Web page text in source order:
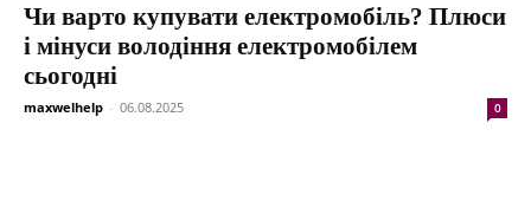
Чи варто купувати електромобіль? Плюси
і мінуси володіння електромобілем
сьогодні
maxwelhelp - 06.08.2025 0